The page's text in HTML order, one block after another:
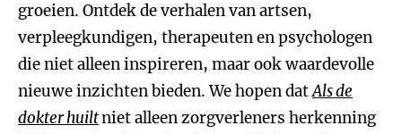
groeien. Ontdek de verhalen van artsen,
verpleegkundigen, therapeuten en psychologen
die niet alleen inspireren, maar ook waardevolle
nieuwe inzichten bieden. We hopen datAls de
dokter huiltniet alleen zorgverleners herkenning